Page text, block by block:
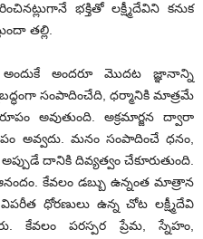
భక్తితో లక్ష్మీదేవిని కనుక
తల్లి.
అందరూ మొదట జ్ఞానాన్ని
సంపాదించేది, ధర్మానికి మాత్రమే
అవుతుంది. అక్రమార్జన ద్వారా
అవ్వదు. మనం సంపాదించే ధనం,
దానికి దివ్యత్వం చేకూరుతుంది.
కేవలం డబ్బు ఉన్నంత మాత్రాన
ధోరణులు ఉన్న చోట లక్ష్మీదేవి
కేవలం పరస్పర ప్రేమ, స్నేహం,